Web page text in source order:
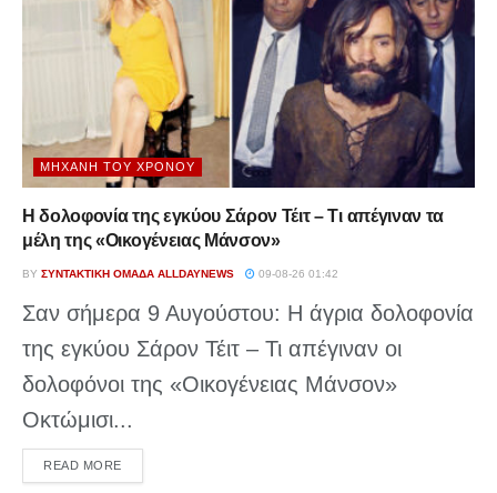
ΜΗΧΑΝΉ ΤΟΥ ΧΡΌΝΟΥ
Η δολοφονία της εγκύου Σάρον Τέιτ – Τι απέγιναν τα
μέλη της «Οικογένειας Μάνσον»
BY ΣΥΝΤΑΚΤΙΚΉ ΟΜΆΔΑ ALLDAYNEWS 09-08-26 01:42
Σαν σήμερα 9 Αυγούστου: Η άγρια δολοφονία
της εγκύου Σάρον Τέιτ – Τι απέγιναν οι
δολοφόνοι της «Οικογένειας Μάνσον»
Οκτώμισι...
READ MOREDETAILS